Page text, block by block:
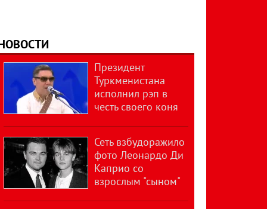
Президент
Туркменистана
исполнил рэп в
честь своего коня
Сеть взбудоражило
фото Леонардо Ди
Каприо со
взрослым "сыном"